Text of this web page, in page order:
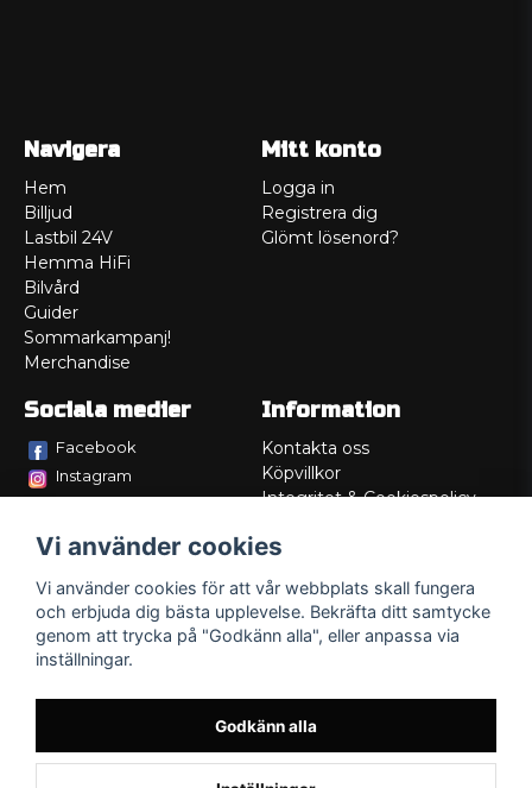
Navigera
Hem
Billjud
Lastbil 24V
Hemma HiFi
Bilvård
Guider
Sommarkampanj!
Merchandise
Mitt konto
Logga in
Registrera dig
Glömt lösenord?
Sociala medier
Facebook
Instagram
Information
Kontakta oss
Köpvillkor
Integritet & Cookiespolicy
Service/Garanti
Lådritning
Om oss
Vi använder cookies
Vi använder cookies för att vår webbplats skall fungera
och erbjuda dig bästa upplevelse. Bekräfta ditt samtycke
genom att trycka på "Godkänn alla", eller anpassa via
inställningar.
Godkänn alla